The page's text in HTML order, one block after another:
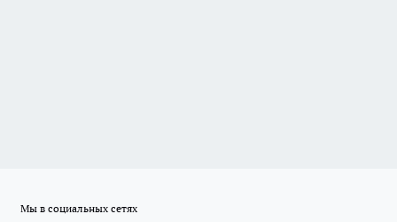
Мы в социальных сетях